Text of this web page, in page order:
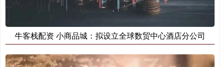
牛客栈配资 小商品城：拟设立全球数贸中心酒店分公司